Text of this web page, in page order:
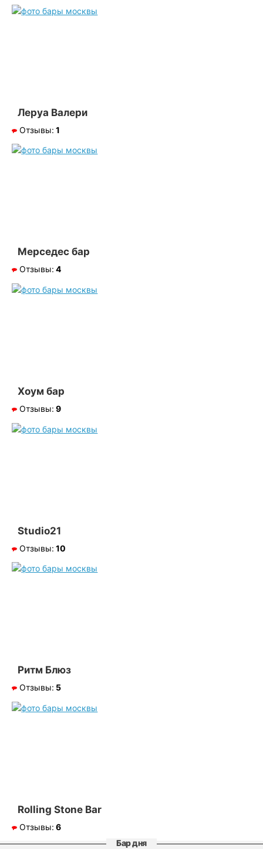
Леруа Валери
Отзывы: 1
Мерседес бар
Отзывы: 4
Хоум бар
Отзывы: 9
Studio21
Отзывы: 10
Ритм Блюз
Отзывы: 5
Rolling Stone Bar
Отзывы: 6
Бар дня